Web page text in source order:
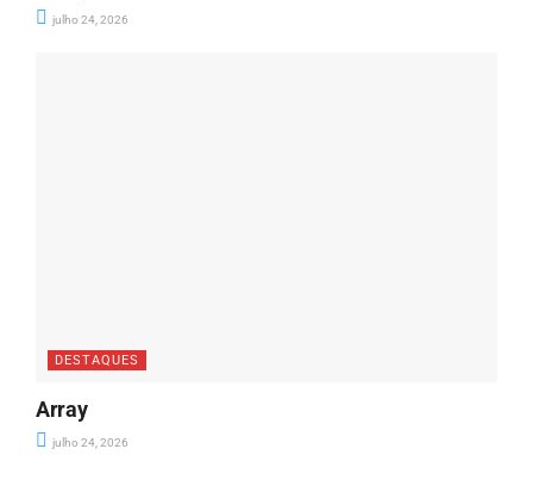
julho 24, 2026
DESTAQUES
Array
julho 24, 2026